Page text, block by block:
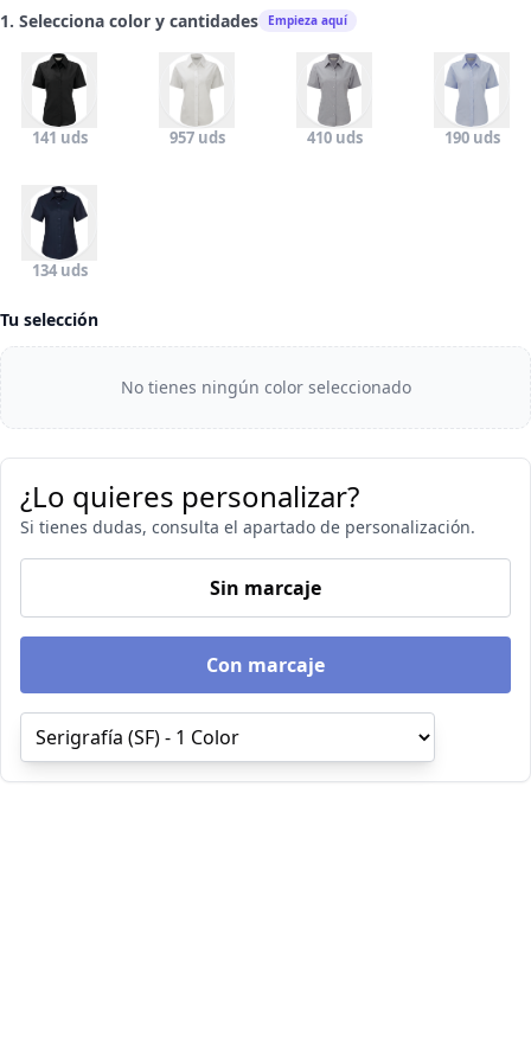
1. Selecciona color y cantidades Empieza aquí
141 uds 957 uds 410 uds 190 uds
134 uds
Tu selección
No tienes ningún color seleccionado
¿Lo quieres personalizar?
Si tienes dudas, consulta el apartado de personalización.
Sin marcaje
Con marcaje